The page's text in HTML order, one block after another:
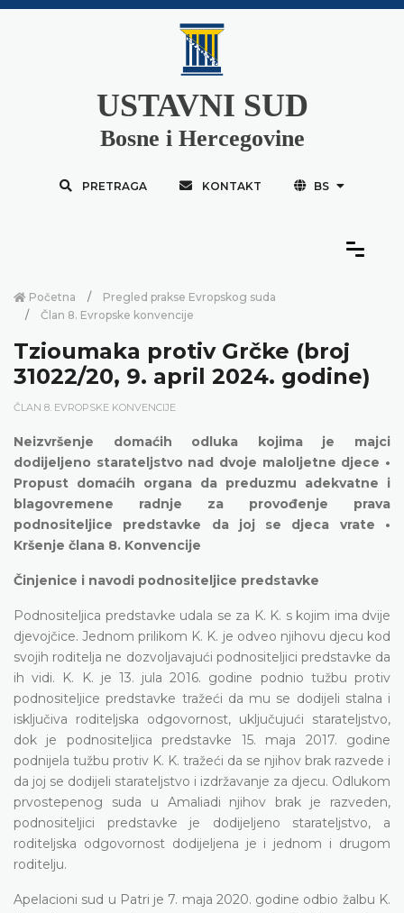
USTAVNI SUD
Bosne i Hercegovine
PRETRAGA KONTAKT BS
Početna
Pregled prakse Evropskog suda
Član 8. Evropske konvencije
Tzioumaka protiv Grčke (broj
31022/20, 9. april 2024. godine)
ČLAN 8. EVROPSKE KONVENCIJE
Neizvršenje domaćih odluka kojima je majci
dodijeljeno starateljstvo nad dvoje maloljetne djece •
Propust domaćih organa da preduzmu adekvatne i
blagovremene radnje za provođenje prava
podnositeljice predstavke da joj se djeca vrate •
Kršenje člana 8. Konvencije
Činjenice i navodi podnositeljice predstavke
Podnositeljica predstavke udala se za K. K. s kojim ima dvije
djevojčice. Jednom prilikom K. K. je odveo njihovu djecu kod
svojih roditelja ne dozvoljavajući podnositeljici predstavke da
ih vidi. K. K. je 13. jula 2016. godine podnio tužbu protiv
podnositeljice predstavke tražeći da mu se dodijeli stalna i
isključiva roditeljska odgovornost, uključujući starateljstvo,
dok je podnositeljica predstavke 15. maja 2017. godine
podnijela tužbu protiv K. K. tražeći da se njihov brak razvede i
da joj se dodijeli starateljstvo i izdržavanje za djecu. Odlukom
prvostepenog suda u Amaliadi njihov brak je razveden,
podnositeljici predstavke je dodijeljeno starateljstvo, a
roditeljska odgovornost dodijeljena je i jednom i drugom
roditelju.
Apelacioni sud u Patri je 7. maja 2020. godine odbio žalbu K.